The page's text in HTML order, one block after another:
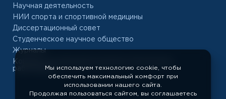
Научная деятельность
НИИ спорта и спортивной медицины
Диссертационный совет
Студенческое научное общество
Журналы
Конкурс на замещение должностей научных
работниковМы используем технологию cookie, чтобы
обеспечить максимальный комфорт при
использовании нашего сайта.
Продолжая пользоваться сайтом, вы соглашаетесь